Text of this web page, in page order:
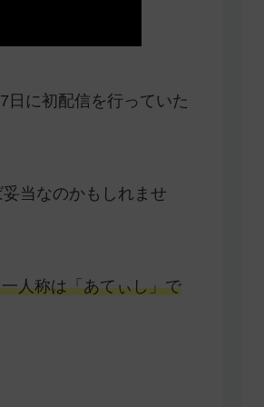
日に初配信を行っていた
当なのかもしれませ
人称は「あてぃし」で